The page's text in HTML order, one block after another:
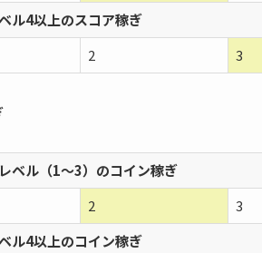
ル4以上のスコア稼ぎ
2 3
ベル（1〜3）のコイン稼ぎ
2 3
ル4以上のコイン稼ぎ